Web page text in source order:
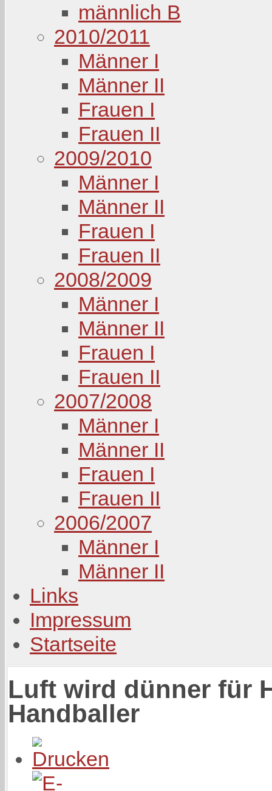
männlich B
2010/2011
Männer I
Männer II
Frauen I
Frauen II
2009/2010
Männer I
Männer II
Frauen I
Frauen II
2008/2009
Männer I
Männer II
Frauen I
Frauen II
2007/2008
Männer I
Männer II
Frauen I
Frauen II
2006/2007
Männer I
Männer II
Links
Impressum
Startseite
Luft wird dünner für
Handballer